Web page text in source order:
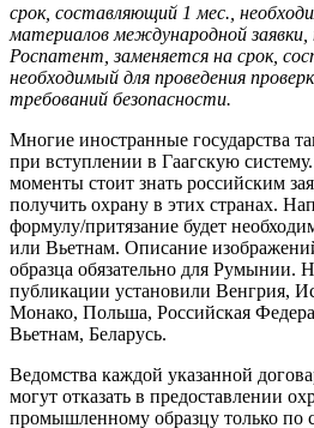
срок, составляющий 1 мес.,
материалов международной заявки,
Роспатент, заменяется на срок,
необходимый для проведения
требований безопасности.
Многие иностранные государства
при вступле­нии в Гаагскую
моменты стоит знать российским
получить охра­ну в этих странах.
формулу/притязание будет
или Вьетнам. Описание
образца обязательно для Румынии.
публикации установили Венгрия,
Монако, Польша, Российская
Вьетнам, Бе­ларусь.
Ведомства каждой указанной
могут отказать в предоставлении
промышленному образцу толь­ко по